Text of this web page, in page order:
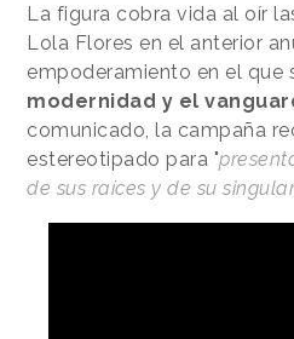
La figura cobra vida al oír
Lola Flores en el anterior
empoderamiento en el que
modernidad y el
comunicado, la campaña
estereotipado para "
de sus raíces y de su